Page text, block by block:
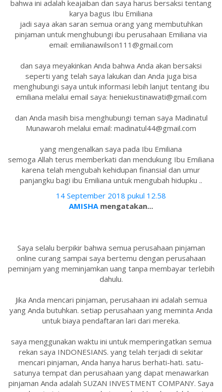
bahwa ini adalah keajaiban dan saya harus bersaksi tentang
karya bagus Ibu Emiliana
jadi saya akan saran semua orang yang membutuhkan
pinjaman untuk menghubungi ibu perusahaan Emiliana via
email: emilianawilson111@gmail.com
dan saya meyakinkan Anda bahwa Anda akan bersaksi
seperti yang telah saya lakukan dan Anda juga bisa
menghubungi saya untuk informasi lebih lanjut tentang ibu
emiliana melalui email saya: heniekustinawati@gmail.com
dan Anda masih bisa menghubungi teman saya Madinatul
Munawaroh melalui email: madinatul44@gmail.com
yang mengenalkan saya pada Ibu Emiliana
semoga Allah terus memberkati dan mendukung Ibu Emiliana
karena telah mengubah kehidupan finansial dan umur
panjangku bagi ibu Emiliana untuk mengubah hidupku ..
14 September 2018 pukul 12.58
AMISHAmengatakan...
Saya selalu berpikir bahwa semua perusahaan pinjaman
online curang sampai saya bertemu dengan perusahaan
peminjam yang meminjamkan uang tanpa membayar terlebih
dahulu.
Jika Anda mencari pinjaman, perusahaan ini adalah semua
yang Anda butuhkan. setiap perusahaan yang meminta Anda
untuk biaya pendaftaran lari dari mereka.
saya menggunakan waktu ini untuk memperingatkan semua
rekan saya INDONESIANS. yang telah terjadi di sekitar
mencari pinjaman, Anda hanya harus berhati-hati. satu-
satunya tempat dan perusahaan yang dapat menawarkan
pinjaman Anda adalah SUZAN INVESTMENT COMPANY. Saya